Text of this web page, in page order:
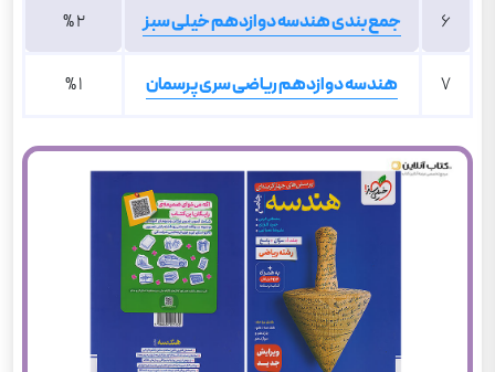
6 جمع بندی هندسه دوازدهم خیلی سبز 2 %
7 هندسه دوازدهم ریاضی سری پرسمان 1 %